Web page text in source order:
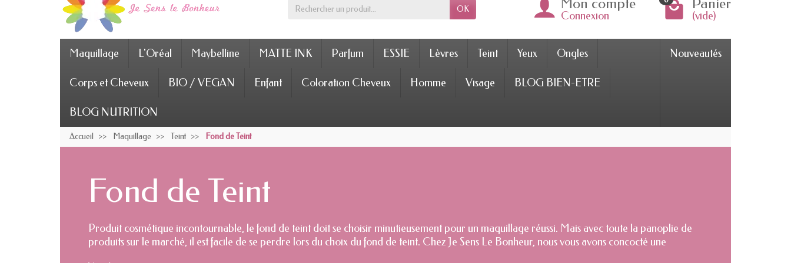
OK
Connexion (vide)
Maquillage L'Oréal Maybelline MATTE INK Parfum ESSIE Lèvres Teint Yeux Ongles
Corps et Cheveux BIO / VEGAN Enfant Coloration Cheveux Homme Visage BLOG BIEN-ETRE
BLOG NUTRITION
Nouveautés
Accueil Maquillage Teint Fond de Teint
Fond de Teint
Produit cosmétique incontournable, le fond de teint doit se choisir minutieusement pour un maquillage réussi. Mais avec toute la panoplie de
produits sur le marché, il est facile de se perdre lors du choix du fond de teint. Chez Je Sens Le Bonheur, nous vous avons concocté une